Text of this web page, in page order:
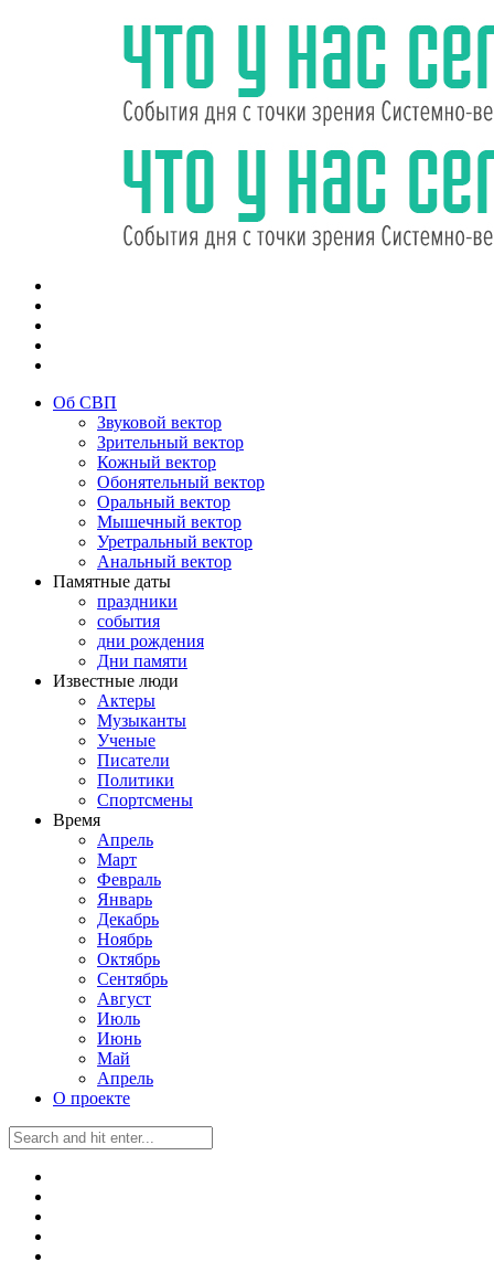
Об СВП
Звуковой вектор
Зрительный вектор
Кожный вектор
Обонятельный вектор
Оральный вектор
Мышечный вектор
Уретральный вектор
Анальный вектор
Памятные даты
праздники
события
дни рождения
Дни памяти
Известные люди
Актеры
Музыканты
Ученые
Писатели
Политики
Спортсмены
Время
Апрель
Март
Февраль
Январь
Декабрь
Ноябрь
Октябрь
Сентябрь
Август
Июль
Июнь
Май
Апрель
О проекте